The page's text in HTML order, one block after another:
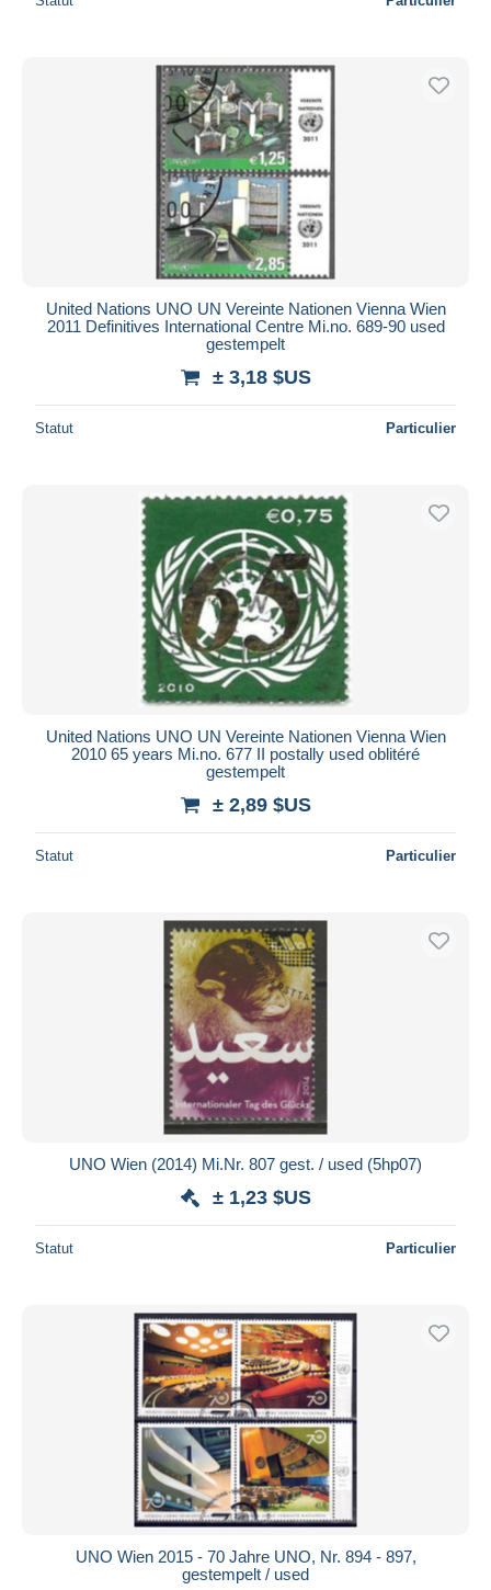
United Nations UNO UN Vereinte Nationen Vienna Wien
2011 Definitives International Centre Mi.no. 689-90 used
gestempelt
± 3,18 $US
Statut Particulier
United Nations UNO UN Vereinte Nationen Vienna Wien
2010 65 years Mi.no. 677 II postally used oblitéré
gestempelt
± 2,89 $US
Statut Particulier
UNO Wien (2014) Mi.Nr. 807 gest. / used (5hp07)
± 1,23 $US
Statut Particulier
UNO Wien 2015 - 70 Jahre UNO, Nr. 894 - 897,
gestempelt / used